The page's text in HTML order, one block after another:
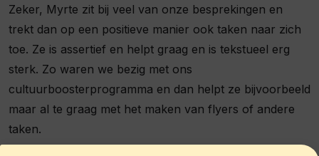
Zeker, Myrte zit bij veel van onze besprekingen en
trekt dan op een positieve manier ook taken naar zich
toe. Ze is assertief en helpt graag en is tekstueel erg
sterk. Zo waren we bezig met ons
cultuurboosterprogramma en dan helpt ze bijvoorbeeld
maar al te graag met het maken van flyers of andere
taken.